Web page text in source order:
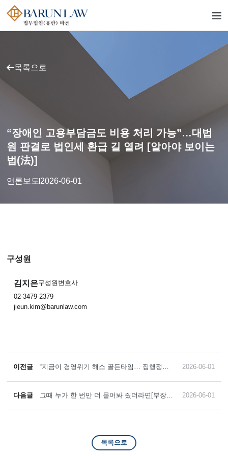
목록으로
“장애인 고용부담금도 비용 처리 가능”…대법
원 판결로 법인세 환급 길 열려 [알아야 보이는
법(法)]
언론보도 2026-06-01
구성원
김지은구성원변호사
02-3479-2379
jieun.kim@barunlaw.com
이전글
“지금이 경영위기 해소 골든타임… 집행정지
2026-06-01
다음글
그때 누가 한 번만 더 물어봐 줬더라면[부장판
2026-06-01
목록으로